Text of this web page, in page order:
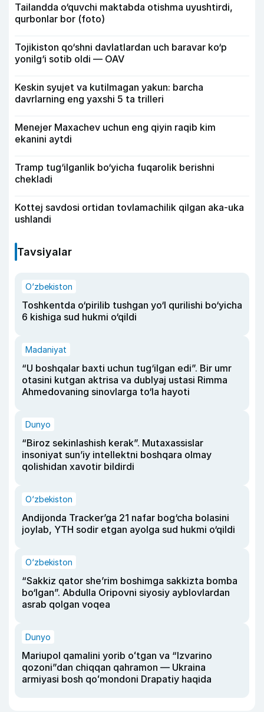
Tailandda o‘quvchi maktabda otishma uyushtirdi,
qurbonlar bor (foto)
Tojikiston qo‘shni davlatlardan uch baravar ko‘p
yonilg‘i sotib oldi — OAV
Keskin syujet va kutilmagan yakun: barcha
davrlarning eng yaxshi 5 ta trilleri
Menejer Maxachev uchun eng qiyin raqib kim
ekanini aytdi
Tramp tug‘ilganlik bo‘yicha fuqarolik berishni
chekladi
Kottej savdosi ortidan tovlamachilik qilgan aka-uka
ushlandi
Tavsiyalar
O‘zbekiston
Toshkentda o‘pirilib tushgan yo‘l qurilishi bo‘yicha
6 kishiga sud hukmi o‘qildi
Madaniyat
“U boshqalar baxti uchun tug‘ilgan edi”. Bir umr
otasini kutgan aktrisa va dublyaj ustasi Rimma
Ahmedovaning sinovlarga to‘la hayoti
Dunyo
“Biroz sekinlashish kerak”. Mutaxassislar
insoniyat sun’iy intellektni boshqara olmay
qolishidan xavotir bildirdi
O‘zbekiston
Andijonda Tracker’ga 21 nafar bog‘cha bolasini
joylab, YTH sodir etgan ayolga sud hukmi o‘qildi
O‘zbekiston
“Sakkiz qator she’rim boshimga sakkizta bomba
bo‘lgan”. Abdulla Oripovni siyosiy ayblovlardan
asrab qolgan voqea
Dunyo
Mariupol qamalini yorib oʻtgan va “Izvarino
qozoni”dan chiqqan qahramon — Ukraina
armiyasi bosh qoʻmondoni Drapatiy haqida